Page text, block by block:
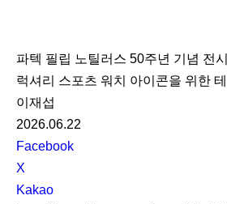
O
C
파텍 필립 노틸러스 50주년 기념 전시
럭셔리 스포츠 워치 아이콘을 위한
이재섭
2026.06.22
S
N
S
Facebook
X
Kakao